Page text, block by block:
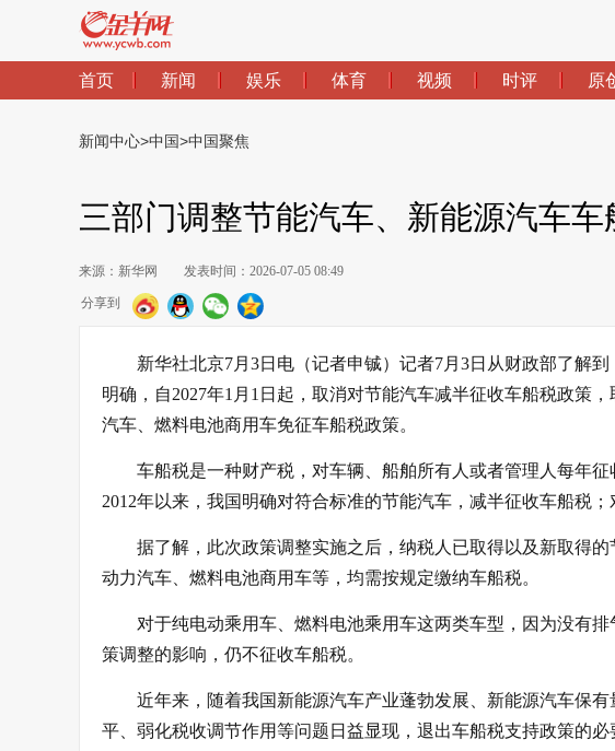
首页 新闻 娱乐 体育 视频 时评 原
新闻中心>中国>中国聚焦
三部门调整节能汽车、新能源汽车车
来源：新华网 发表时间：2026-07-05 08:49
分享到
新华社北京7月3日电（记者申铖）记者7月3日从财政部了解
明确，自2027年1月1日起，取消对节能汽车减半征收车船税政策
汽车、燃料电池商用车免征车船税政策。
车船税是一种财产税，对车辆、船舶所有人或者管理人每年
2012年以来，我国明确对符合标准的节能汽车，减半征收车船税
据了解，此次政策调整实施之后，纳税人已取得以及新取得
动力汽车、燃料电池商用车等，均需按规定缴纳车船税。
对于纯电动乘用车、燃料电池乘用车这两类车型，因为没有
策调整的影响，仍不征收车船税。
近年来，随着我国新能源汽车产业蓬勃发展、新能源汽车保
平、弱化税收调节作用等问题日益显现，退出车船税支持政策的必